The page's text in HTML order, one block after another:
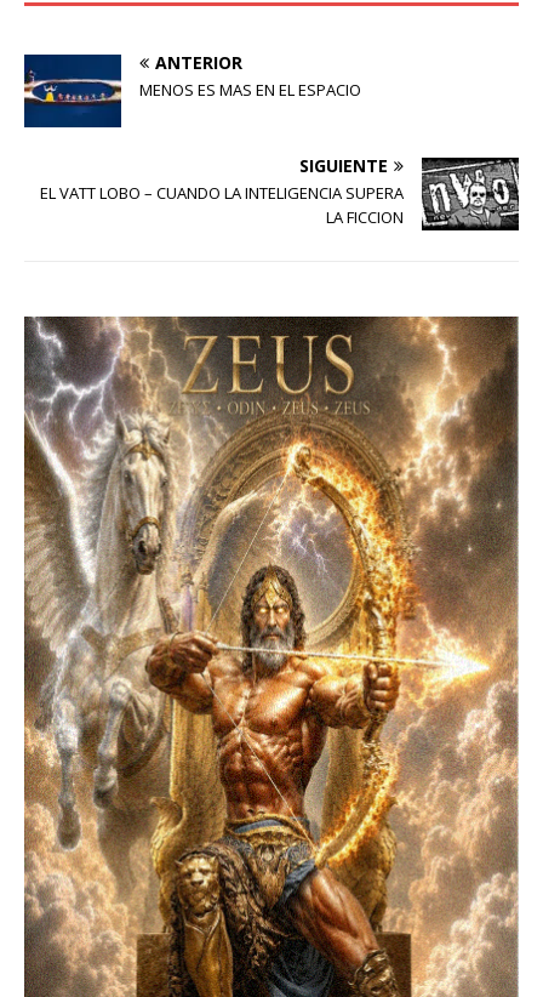
ANTERIOR
MENOS ES MAS EN EL ESPACIO
SIGUIENTE
EL VATT LOBO – CUANDO LA INTELIGENCIA SUPERA
LA FICCION